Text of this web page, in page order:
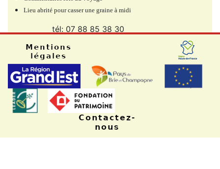
Lieu abrité pour casser une graine à midi
tél: 07 88 85 38 30